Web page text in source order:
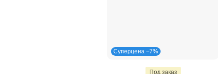
Суперцена −7%
Под заказ